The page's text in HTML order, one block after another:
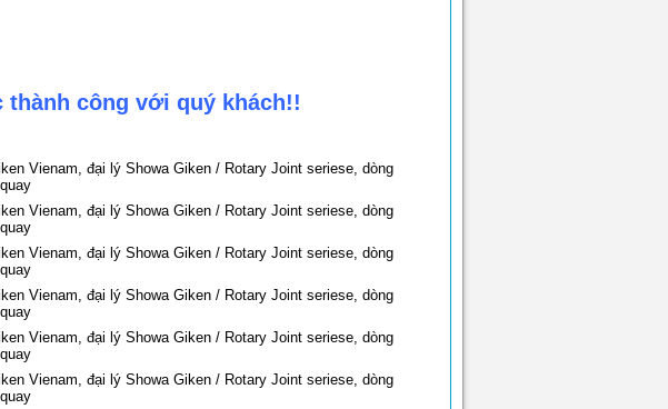
công với quý khách!!
Vienam, đại lý Showa Giken / Rotary Joint seriese, dòng
Vienam, đại lý Showa Giken / Rotary Joint seriese, dòng
Vienam, đại lý Showa Giken / Rotary Joint seriese, dòng
Vienam, đại lý Showa Giken / Rotary Joint seriese, dòng
Vienam, đại lý Showa Giken / Rotary Joint seriese, dòng
Vienam, đại lý Showa Giken / Rotary Joint seriese, dòng